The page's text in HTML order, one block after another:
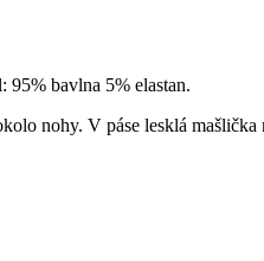
95% bavlna 5% elastan.
nohy. V páse lesklá